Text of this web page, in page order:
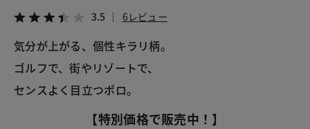
3.5 6レビュー
気分が上がる、個性キラリ柄。
ゴルフで、街やリゾートで、
センスよく目立つポロ。
【特別価格で販売中！】
LINE X